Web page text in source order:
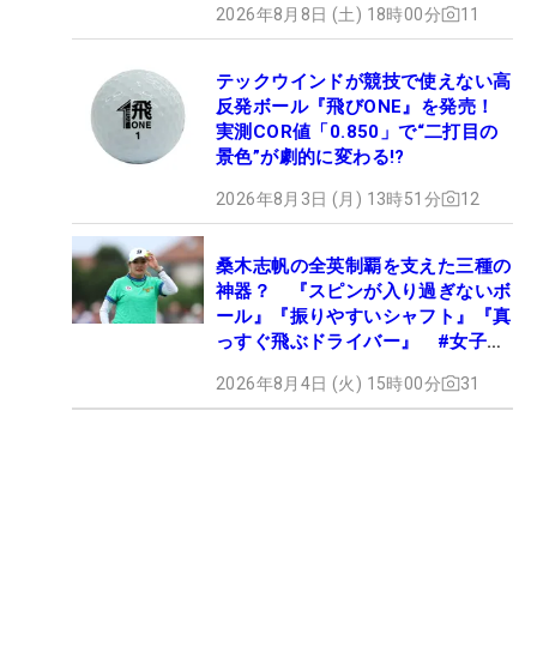
2026年8月8日 (土) 18時00分 11
テックウインドが競技で使えない高
反発ボール『飛びONE』を発売！
実測COR値「0.850」で“二打目の
景色”が劇的に変わる!?
2026年8月3日 (月) 13時51分 12
桑木志帆の全英制覇を支えた三種の
神器？ 『スピンが入り過ぎないボ
ール』『振りやすいシャフト』『真
っすぐ飛ぶドライバー』 #女子プ
2026年8月4日 (火) 15時00分 31